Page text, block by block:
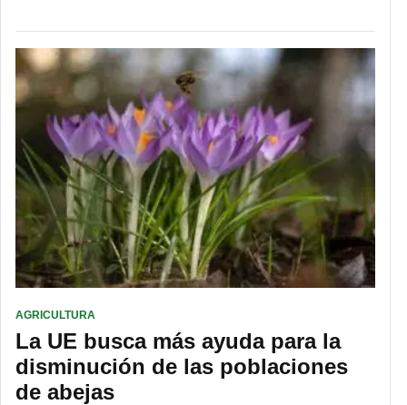
AGRICULTURA
La UE busca más ayuda para la
disminución de las poblaciones
de abejas